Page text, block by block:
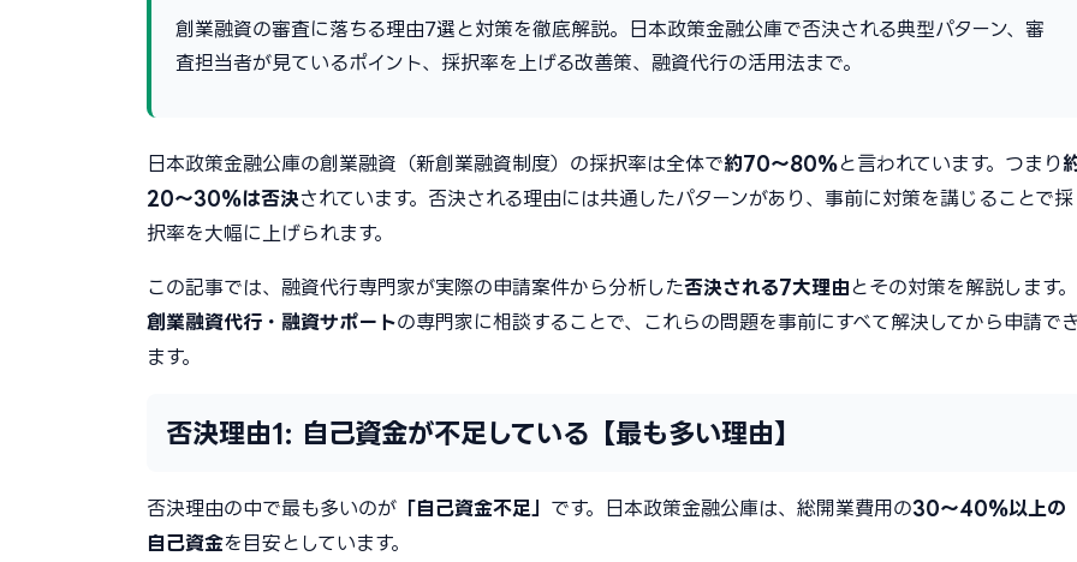
創業融資の審査に落ちる理由7選と対策を徹底解説。日本政策金融公庫で否決される典型パターン、審
査担当者が見ているポイント、採択率を上げる改善策、融資代行の活用法まで。
日本政策金融公庫の創業融資（新創業融資制度）の採択率は全体で約70〜80%と言われています。つまり
20〜30%は否決されています。否決される理由には共通したパターンがあり、事前に対策を講じることで採
択率を大幅に上げられます。
この記事では、融資代行専門家が実際の申請案件から分析した否決される7大理由とその対策を解説します。
創業融資代行・融資サポートの専門家に相談することで、これらの問題を事前にすべて解決してから申請で
ます。
否決理由1: 自己資金が不足している【最も多い理由】
否決理由の中で最も多いのが 「自己資金不足」 です。日本政策金融公庫は、総開業費用の30〜40%以上の
自己資金を目安としています。